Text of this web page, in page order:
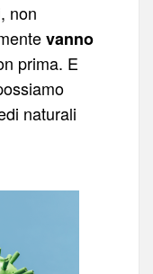
non
vanno
prima. E
naturali